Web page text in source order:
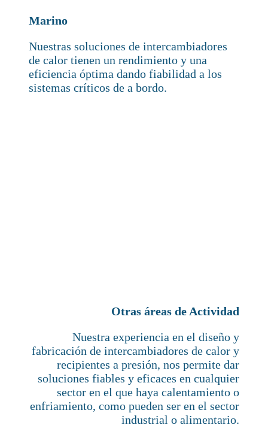
Marino
Nuestras soluciones de intercambiadores
de calor tienen un rendimiento y una
eficiencia óptima dando fiabilidad a los
sistemas críticos de a bordo.
Otras áreas de Actividad
Nuestra experiencia en el diseño y
fabricación de intercambiadores de calor y
recipientes a presión, nos permite dar
soluciones fiables y eficaces en cualquier
sector en el que haya calentamiento o
enfriamiento, como pueden ser en el sector
industrial o alimentario.